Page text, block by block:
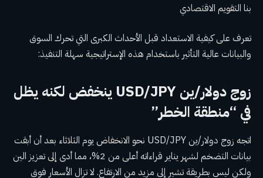
بنا التقويم الاقتصادي
تعرف على كيفية الاستعداد قبل الأحداث الكبرى التي تحرك السوق
والبيانات عالية التأثير باستخدام هذه الإستراتيجية سهلة التنفيذ:
زوج دولار/ين USD/JPY ينخفض ​​لكنه يظل
في “منطقة الخطر”
اتجه زوج دولار/ين USD/JPY نحو الانخفاض يوم الثلاثاء بعد أن أبقت
بيانات التضخم لشهر يناير قراءاته أعلى من 2%، مما أدى إلى تعزيز الين
ولكن ليس بطريقة تشير إلى مزيد من الارتفاع. لا تزال الأسعار فوق